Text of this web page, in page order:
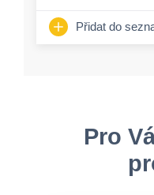
Přidat do
Pro